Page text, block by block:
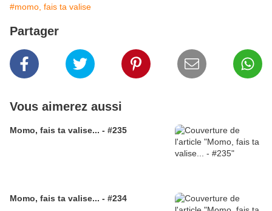
#momo, fais ta valise
Partager
Vous aimerez aussi
Momo, fais ta valise... - #235
Momo, fais ta valise... - #234